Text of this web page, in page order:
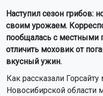
Наступил сезон грибов:
своим урожаем.
пообщалась с местными
отличить моховик от
вкусный ужин.
Как рассказали
Новосибирской области